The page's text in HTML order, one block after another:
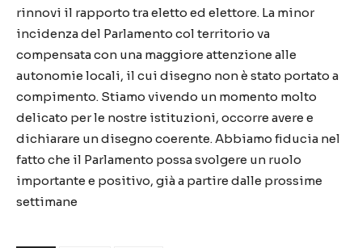
rinnovi il rapporto tra eletto ed elettore. La minor
incidenza del Parlamento col territorio va
compensata con una maggiore attenzione alle
autonomie locali, il cui disegno non è stato portato a
compimento. Stiamo vivendo un momento molto
delicato per le nostre istituzioni, occorre avere e
dichiarare un disegno coerente. Abbiamo fiducia nel
fatto che il Parlamento possa svolgere un ruolo
importante e positivo, già a partire dalle prossime
settimane